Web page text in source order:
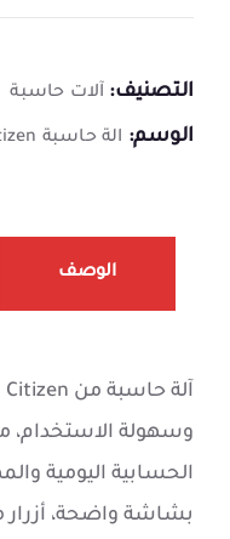
التصنيف: آلات حاسبة
الوسم: الة حاسبة Citizen
الوصف
وسهولة الاستخدام،
الحسابية اليومية
بشاشة واضحة، أزرار